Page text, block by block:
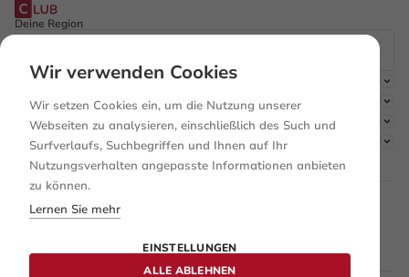
Deine Region
Der Club
Mitgliedschaft
Entdecken
Rechtliches
Facebook
Linkedin
Wir verwenden Cookies
Wir setzen Cookies ein, um die Nutzung unserer
Webseiten zu analysieren, einschließlich des Such und
Surfverlaufs, Suchbegriffen und Ihnen auf Ihr
Nutzungsverhalten angepasste Informationen anbieten
zu können.
Lernen Sie mehr
EINSTELLUNGEN
ALLE ABLEHNEN